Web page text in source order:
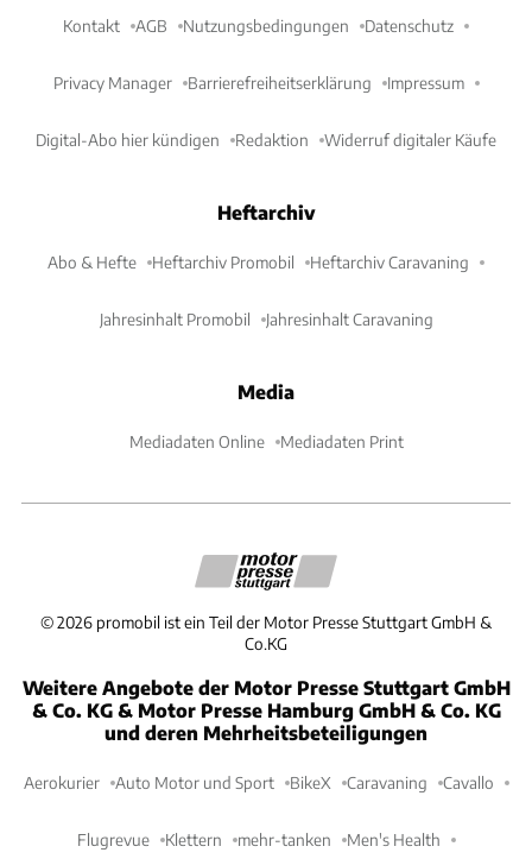
Kontakt AGB Nutzungsbedingungen Datenschutz
Privacy Manager Barrierefreiheitserklärung Impressum
Digital-Abo hier kündigen Redaktion Widerruf digitaler Käufe
Heftarchiv
Abo & Hefte Heftarchiv Promobil Heftarchiv Caravaning
Jahresinhalt Promobil Jahresinhalt Caravaning
Media
Mediadaten Online Mediadaten Print
©2026 promobil ist ein Teil der Motor Presse Stuttgart GmbH &
Co.KG
Weitere Angebote der Motor Presse Stuttgart GmbH
& Co. KG & Motor Presse Hamburg GmbH & Co. KG
und deren Mehrheitsbeteiligungen
Aerokurier Auto Motor und Sport BikeX Caravaning Cavallo
Flugrevue Klettern mehr-tanken Men's Health